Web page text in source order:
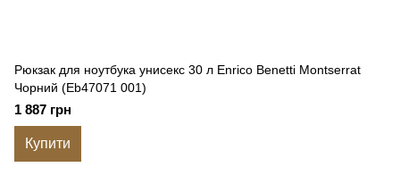
Рюкзак для ноутбука унисекс 30 л Enrico Benetti Montserrat
Чорний (Eb47071 001)
1 887 грн
Купити